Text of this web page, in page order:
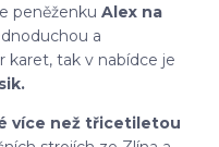
peněženku Alex na
a
karet, tak v nabídce je
více než třicetiletou